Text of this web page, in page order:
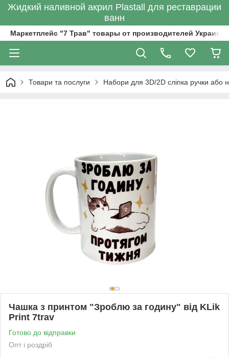
Жидкий наливной акрил Plastall для реставрации
ванн
Маркетплейс "7 Трав" товары от производителей
Товари та послуги Набори для 3D/2D сліпка ручки або
Чашка з принтом "Зроблю за годину" від KLik
Print 7trav
Готово до відправки
Опт і роздріб